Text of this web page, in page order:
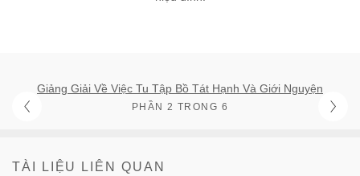
Giảng Giải Về Việc Tu Tập Bồ Tát Hạnh Và Giới Nguyện
PHẦN 2 TRONG 6
TÀI LIỆU LIÊN QUAN